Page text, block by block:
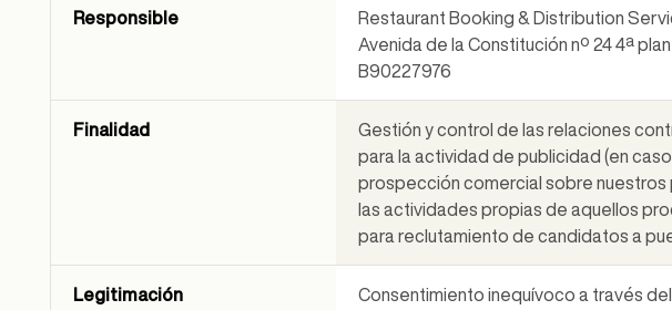
Responsible
Restaurant Booking & Distribution
Avenida de la Constitución nº 24 4ª
B90227976
Finalidad
Gestión y control de las relaciones
para la actividad de publicidad (en
prospección comercial sobre nuestros
las actividades propias de aquellos
para reclutamiento de candidatos a
Legitimación
Consentimiento inequívoco a través